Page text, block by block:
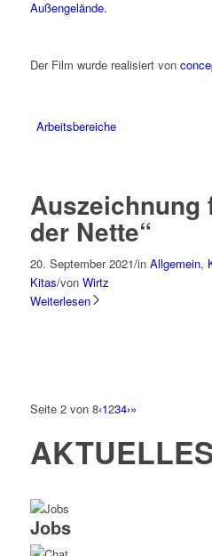
Arbeitsbereiche
Außengelände.
Der Film wurde realisiert von
Auszeichnung
der Nette“
20. September 2021/in Allgemein,
Kitas/von Wirtz
Weiterlesen
Seite 2 von 8‹1234›»
Jobs